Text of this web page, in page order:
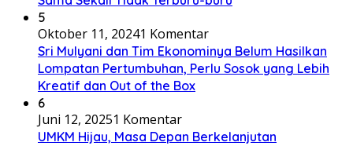
5
Oktober 11, 20241 Komentar
Sri Mulyani dan Tim Ekonominya Belum Hasilkan
Lompatan Pertumbuhan, Perlu Sosok yang Lebih
Kreatif dan Out of the Box
6
Juni 12, 20251 Komentar
UMKM Hijau, Masa Depan Berkelanjutan